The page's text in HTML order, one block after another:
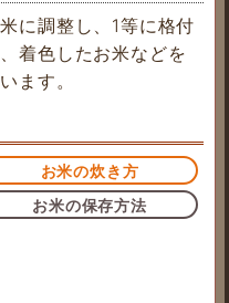
に調整し、1等に格付
着色したお米などを
ます。
お米の炊き方
お米の保存方法